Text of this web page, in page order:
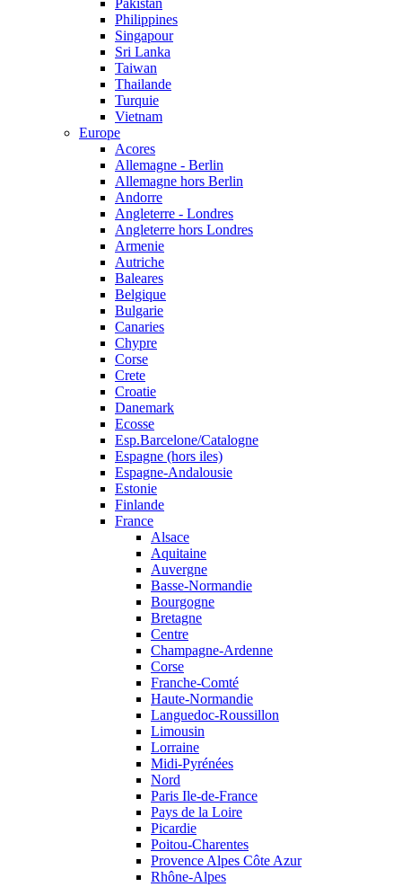
Pakistan
Philippines
Singapour
Sri Lanka
Taiwan
Thailande
Turquie
Vietnam
Europe
Acores
Allemagne - Berlin
Allemagne hors Berlin
Andorre
Angleterre - Londres
Angleterre hors Londres
Armenie
Autriche
Baleares
Belgique
Bulgarie
Canaries
Chypre
Corse
Crete
Croatie
Danemark
Ecosse
Esp.Barcelone/Catalogne
Espagne (hors iles)
Espagne-Andalousie
Estonie
Finlande
France
Alsace
Aquitaine
Auvergne
Basse-Normandie
Bourgogne
Bretagne
Centre
Champagne-Ardenne
Corse
Franche-Comté
Haute-Normandie
Languedoc-Roussillon
Limousin
Lorraine
Midi-Pyrénées
Nord
Paris Ile-de-France
Pays de la Loire
Picardie
Poitou-Charentes
Provence Alpes Côte Azur
Rhône-Alpes